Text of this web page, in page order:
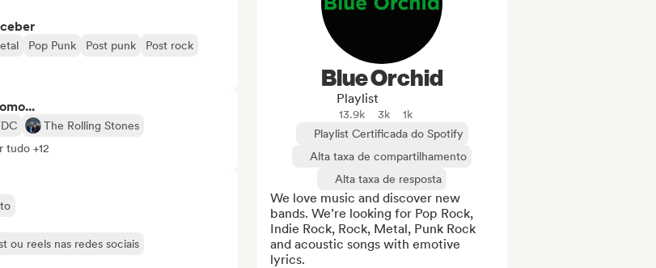
Pop Punk Post punk
Post rock
The Rolling Stones
tudo +12
ou reels nas redes sociais
Blue Orchid
Playlist
13.9k 3k
1k
Playlist Certificada do Spotify
Alta taxa de compartilhamento
Alta taxa de resposta
We love music and discover new
bands. We’re looking for Pop Rock,
Indie Rock, Rock, Metal, Punk Rock
and acoustic songs with emotive
lyrics.